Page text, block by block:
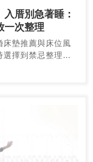
厝別急著睡：
一次整理
床墊推薦與床位風
擇到禁忌整理一